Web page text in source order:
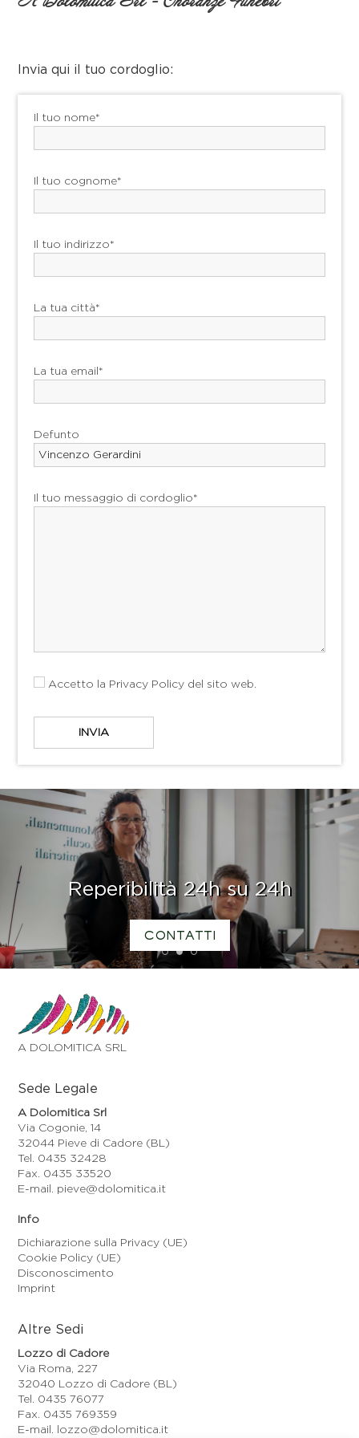
Invia qui il tuo cordoglio:
Il tuo nome*
Il tuo cognome*
Il tuo indirizzo*
La tua città*
La tua email*
Defunto
Il tuo messaggio di cordoglio*
Accetto la Privacy Policy del sito web.
1 2 3
Reperibilità 24h su 24h
CONTATTI
A DOLOMITICA SRL
Sede Legale
A Dolomitica Srl
Via Cogonie, 14
32044 Pieve di Cadore (BL)
Tel. 0435 32428
Fax. 0435 33520
E-mail. pieve@dolomitica.it
Info
Dichiarazione sulla Privacy (UE)
Cookie Policy (UE)
Disconoscimento
Imprint
Altre Sedi
Lozzo di Cadore
Via Roma, 227
32040 Lozzo di Cadore (BL)
Tel. 0435 76077
Fax. 0435 769359
E-mail. lozzo@dolomitica.it